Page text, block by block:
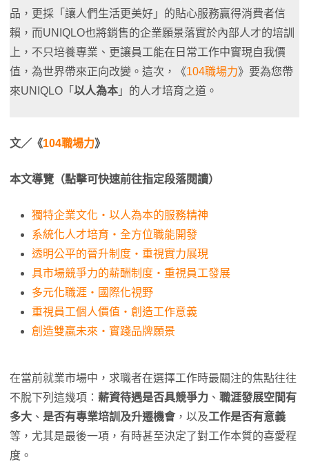
品，更採「讓人們生活更美好」的貼心服務贏得消費者信
賴，而UNIQLO也將銷售的企業願景落實於內部人才的培訓
上，不只培養專業、更讓員工能在日常工作中實現自我價
值，為世界帶來正向改變。這次，《104職場力》要為您帶
來UNIQLO「 以人為本 」的人才培育之道。
文／《104職場力》
本文導覽（點擊可快速前往指定段落閱讀）
獨特企業文化・以人為本的服務精神
系統化人才培育・全方位職能開發
透明公平的晉升制度・重視實力展現
具市場競爭力的薪酬制度・重視員工發展
多元化職涯・國際化視野
重視員工個人價值・創造工作意義
創造雙贏未來・實踐品牌願景
在當前就業市場中，求職者在選擇工作時最關注的焦點往往
不脫下列這幾項： 薪資待遇是否具競爭力 、 職涯發展空間有
多大 、 是否有專業培訓及升遷機會，以及工作是否有意義
等，尤其是最後一項，有時甚至決定了對工作本質的喜愛程
度。